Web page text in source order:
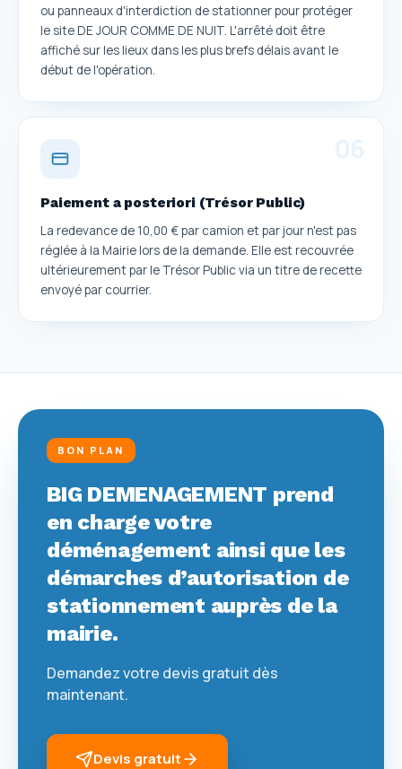
ou panneaux d'interdiction de stationner pour protéger
le site DE JOUR COMME DE NUIT. L'arrêté doit être
affiché sur les lieux dans les plus brefs délais avant le
début de l'opération.
Paiement a posteriori (Trésor Public)
La redevance de 10,00 € par camion et par jour n'est pas
réglée à la Mairie lors de la demande. Elle est recouvrée
ultérieurement par le Trésor Public via un titre de recette
envoyé par courrier.
BON PLAN
BIG DEMENAGEMENT prend
en charge votre
déménagement ainsi que les
démarches d’autorisation de
stationnement auprès de la
mairie.
Demandez votre devis gratuit dès
maintenant.
Devis gratuit